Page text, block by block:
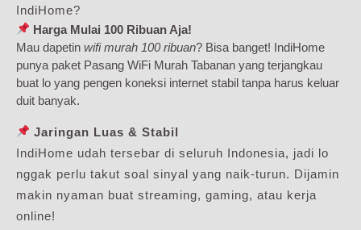
IndiHome?
Harga Mulai 100 Ribuan Aja!
Mau dapetin wifi murah 100 ribuan? Bisa banget! IndiHome
punya paket Pasang WiFi Murah Tabanan yang terjangkau
buat lo yang pengen koneksi internet stabil tanpa harus keluar
duit banyak.
Jaringan Luas & Stabil
IndiHome udah tersebar di seluruh Indonesia, jadi lo
nggak perlu takut soal sinyal yang naik-turun. Dijamin
makin nyaman buat streaming, gaming, atau kerja
online!